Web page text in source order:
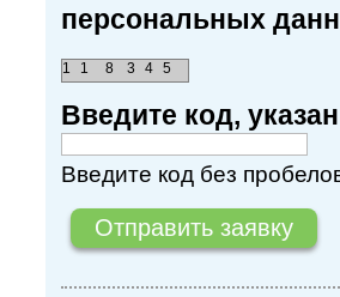
персональных
3 4 5
8
1 1
Введите код,
Введите код без